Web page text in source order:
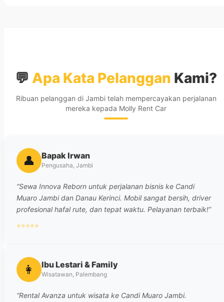
💬 Apa Kata Pelanggan Kami?
Ribuan pelanggan di Jambi telah mempercayakan perjalanan
mereka kepada Molly Rent Car
👤 Bapak Irwan
Pengusaha, Jambi
“Sewa Innova Reborn untuk perjalanan bisnis ke Candi
Muaro Jambi dan Danau Kerinci. Mobil sangat bersih, driver
profesional hafal rute, dan tepat waktu. Pelayanan terbaik!”
⭐⭐⭐⭐⭐
👩 Ibu Lestari & Family
Wisatawan, Palembang
“Rental Avanza untuk wisata ke Candi Muaro Jambi.